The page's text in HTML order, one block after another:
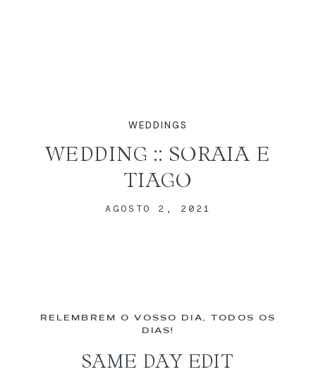
HOME
WEDDINGS
WEDDING :: SORAIA E
TIAGO
AGOSTO 2, 2021
RELEMBREM O VOSSO DIA, TODOS OS
DIAS!
SAME DAY EDIT